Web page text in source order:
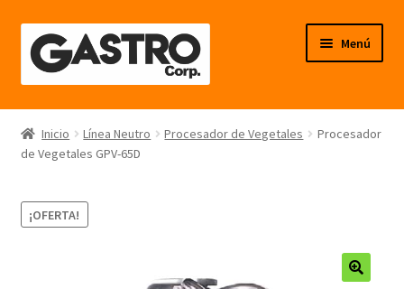
al
contenido
Menú
Línea Frío
Línea Calor
Línea Neutro
Inicio Línea Neutro Procesador de Vegetales
Procesador
de Vegetales GPV-65D
¡OFERTA!